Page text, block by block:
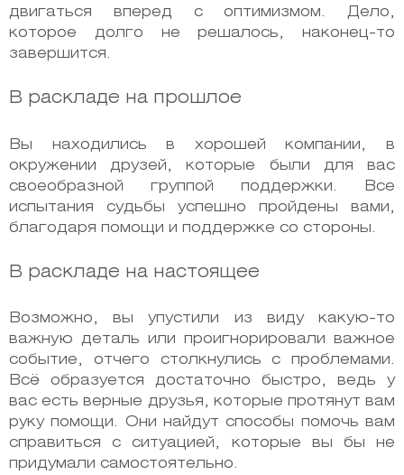
двигаться вперед с оптимизмом. Дело,
которое долго не решалось, наконец-то
завершится.
В раскладе на прошлое
Вы находились в хорошей компании, в
окружении друзей, которые были для вас
своеобразной группой поддержки. Все
испытания судьбы успешно пройдены вами,
благодаря помощи и поддержке со стороны.
В раскладе на настоящее
Возможно, вы упустили из виду какую-то
важную деталь или проигнорировали важное
событие, отчего столкнулись с проблемами.
Всё образуется достаточно быстро, ведь у
вас есть верные друзья, которые протянут вам
руку помощи. Они найдут способы помочь вам
справиться с ситуацией, которые вы бы не
придумали самостоятельно.